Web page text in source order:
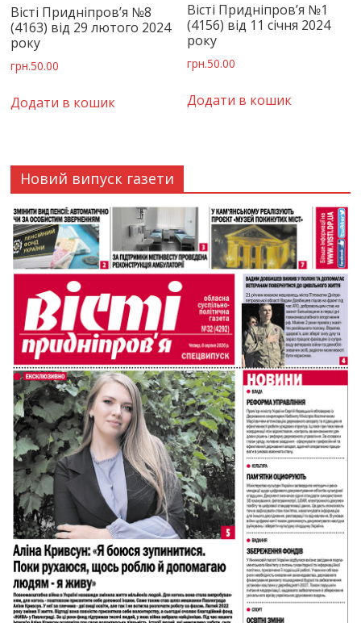
Вісті Придніпров’я №8
(4163) від 29 лютого 2024
року
грн.50.00
Додати в кошик
Вісті Придніпров’я №1
(4156) від 11 січня 2024
року
грн.50.00
Додати в кошик
Новий випуск газети